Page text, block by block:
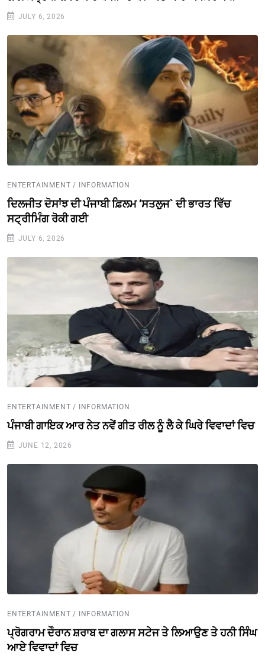
JULY 6, 2026
ENTERTAINMENT / INFORMATION
ਦਿਲਜੀਤ ਦੋਸਾਂਝ ਦੀ ਪੰਜਾਬੀ ਫ਼ਿਲਮ ‘ਸਤਲੁਜ` ਦੀ ਭਾਰਤ ਵਿੱਚ
ਸਟ੍ਰੀਮਿੰਗ ਰੋਕੀ ਗਈ
JULY 6, 2026
ENTERTAINMENT / INFORMATION
ਪੰਜਾਬੀ ਗਾਇਕ ਆਰ ਨੇਤ ਨਵੇਂ ਗੀਤ ਰੀਲ ਨੂੰ ਲੈ ਕੇ ਘਿਰੇ ਵਿਵਾਦਾਂ ਵਿਚ
JUNE 12, 2026
ENTERTAINMENT / INFORMATION
ਪ੍ਰੋਗਰਾਮ ਦੌਰਾਨ ਸ਼ਰਾਬ ਦਾ ਗਲਾਸ ਸਟੇਜ ਤੇ ਲਿਆਉਣ ਤੇ ਹਨੀ ਸਿੰਘ
ਆਏ ਵਿਵਾਦਾਂ ਵਿਚ